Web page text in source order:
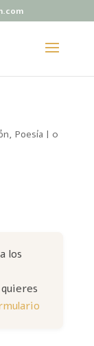
, Poesía | 0
los